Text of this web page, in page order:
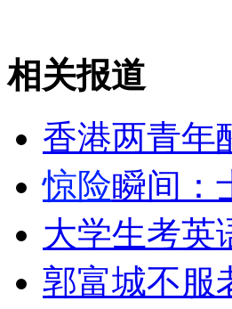
安徽一实载49人客车翻车
走！跟着总书记去植树
消防员救轻生者 花炮节热闹
相关报道
香港两青年
惊险瞬间：
大学生考英
郭富城不服